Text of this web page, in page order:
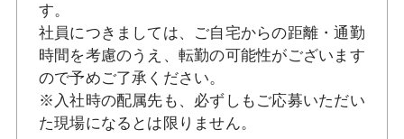
す。
社員につきましては、ご自宅からの距離・通勤
時間を考慮のうえ、転勤の可能性がございます
ので予めご了承ください。
※入社時の配属先も、必ずしもご応募いただい
た現場になるとは限りません。